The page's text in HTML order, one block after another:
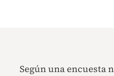
Según una encuesta